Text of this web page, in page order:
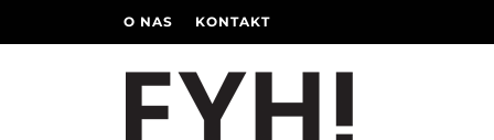
O NAS KONTAKT